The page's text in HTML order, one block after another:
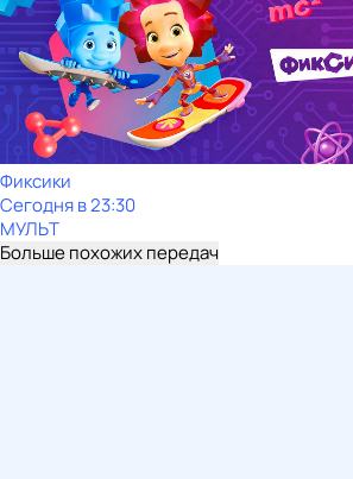
Фиксики
Сегодня в 23:30
МУЛЬТ
Больше похожих передач